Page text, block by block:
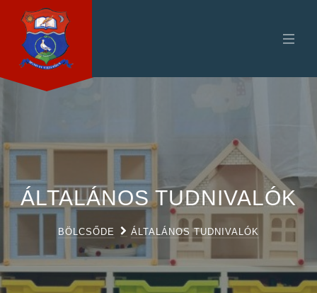
ÁLTALÁNOS TUDNIVALÓK
BÖLCSŐDE ÁLTALÁNOS TUDNIVALÓK